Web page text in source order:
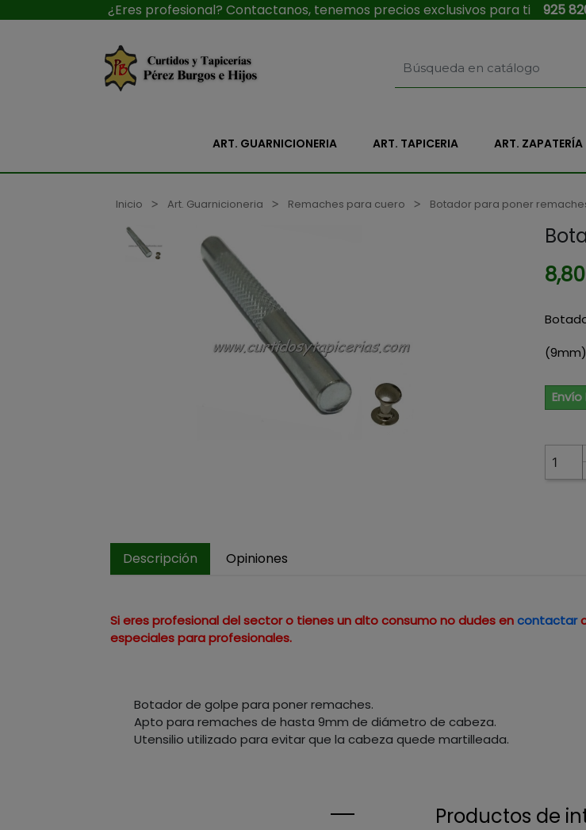
¿Eres profesional? Contactanos, tenemos precios exclusivos para ti 925
ART. GUARNICIONERIA ART. TAPICERIA ART. ZAPATERÍA
Inicio Art. Guarnicioneria Remaches para cuero Botador para poner
(9mm)
Descripción Opiniones
Si eres profesional del sector o tienes un alto consumo no dudes encontactar
especiales para profesionales.
Botador de golpe para poner remaches.
Apto para remaches de hasta 9mm de diámetro de cabeza.
Utensilio utilizado para evitar que la cabeza quede martilleada.
Productos de